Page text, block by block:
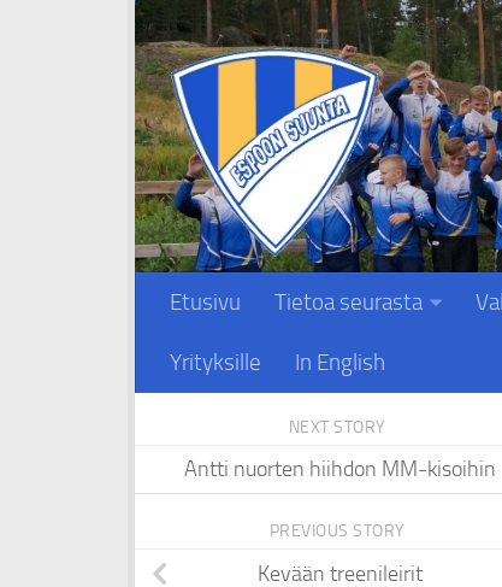
Skip to content
Etusivu Tietoa seurasta
Yrityksille In English
NEXT STORY
Antti nuorten hiihdon MM-kisoihin
PREVIOUS STORY
Kevään treenileirit